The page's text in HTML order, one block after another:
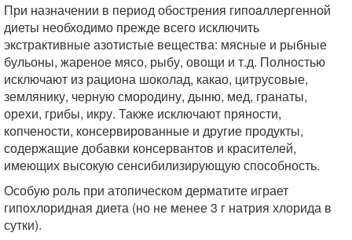
При назначении в период обострения гипоaллергенной
диеты необходимо прежде всего исключить
экстрактивные азотистые вещества: мясные и рыбные
бульоны, жареное мясо, рыбу, овощи и т.д. Полностью
исключают из рациона шоколад, какао, цитрусовые,
землянику, черную смородину, дыню, мед, гранаты,
орехи, грибы, икру. Также исключают пряности,
копчености, консервированные и другие продукты,
содержащие добавки консервантов и красителей,
имеющих высокую сенсибилизирующую способность.
Особую роль при атопическом дерматите играет
гипохлоридная диета (но не менее 3 г натрия хлорида в
сутки).